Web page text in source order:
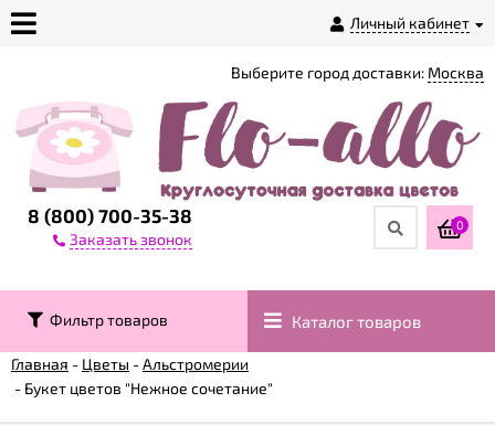
Личный кабинет
магазине
Доставка
Контакты
Возврат
8 (800) 700-35-38
Заказать звонок
Выберите город доставки: Москва
0
Фильтр товаров Каталог товаров
Главная - Цветы -Альстромерии
- Букет цветов "Нежное сочетание"